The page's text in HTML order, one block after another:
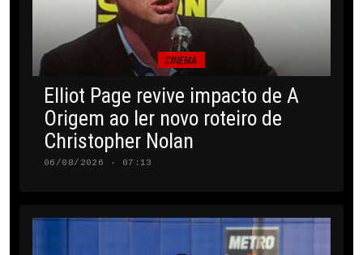
CINEMA
Elliot Page revive impacto de A
Origem ao ler novo roteiro de
Christopher Nolan
06/08/2026 · 07:13